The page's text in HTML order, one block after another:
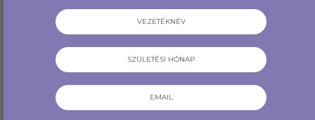
Amazonit drágaköves
fiolanyaklánc
Ametiszt görgős üveg szett
- MAGYAR nyelvű